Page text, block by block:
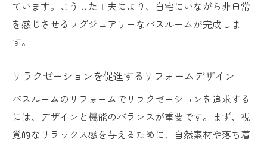
ています。こうした工夫により、自宅にいながら非日常
を感じさせるラグジュアリーなバスルームが完成しま
す。
リラクゼーションを促進するリフォームデザイン
バスルームのリフォームでリラクゼーションを追求する
には、デザインと機能のバランスが重要です。まず、視
覚的なリラックス感を与えるために、自然素材や落ち着